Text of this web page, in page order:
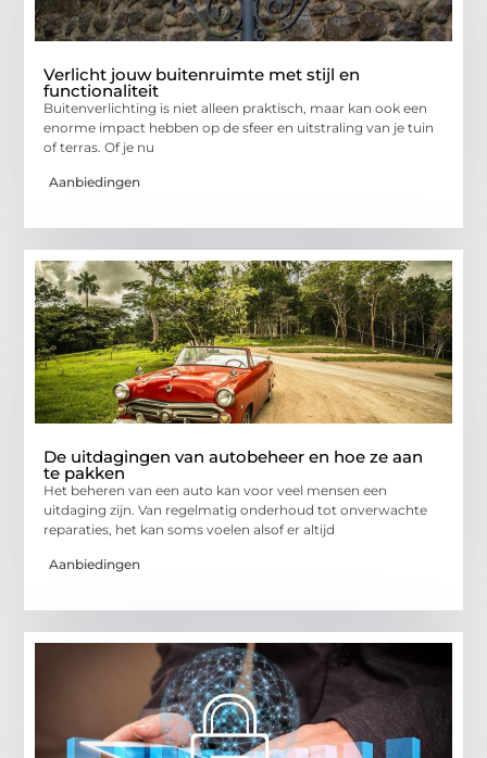
Verlicht jouw buitenruimte met stijl en
functionaliteit
Buitenverlichting is niet alleen praktisch, maar kan ook een
enorme impact hebben op de sfeer en uitstraling van je tuin
of terras. Of je nu
Aanbiedingen
De uitdagingen van autobeheer en hoe ze aan
te pakken
Het beheren van een auto kan voor veel mensen een
uitdaging zijn. Van regelmatig onderhoud tot onverwachte
reparaties, het kan soms voelen alsof er altijd
Aanbiedingen